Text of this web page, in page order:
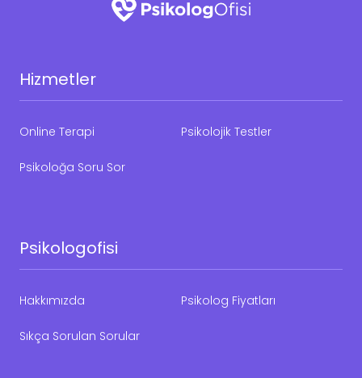
Hizmetler
Online Terapi Psikolojik Testler
Psikoloğa Soru Sor
Psikologofisi
Hakkımızda Psikolog Fiyatları
Sıkça Sorulan Sorular